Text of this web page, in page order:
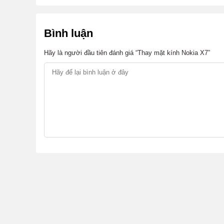
Với sự tận tâm, chuyên nghiệp, hết lòng vì khách
Đảm bảo không có hiện tượng tráo đổi linh
Bình luận
Hãy là người đầu tiên đánh giá “Thay mặt kính Nokia X7”